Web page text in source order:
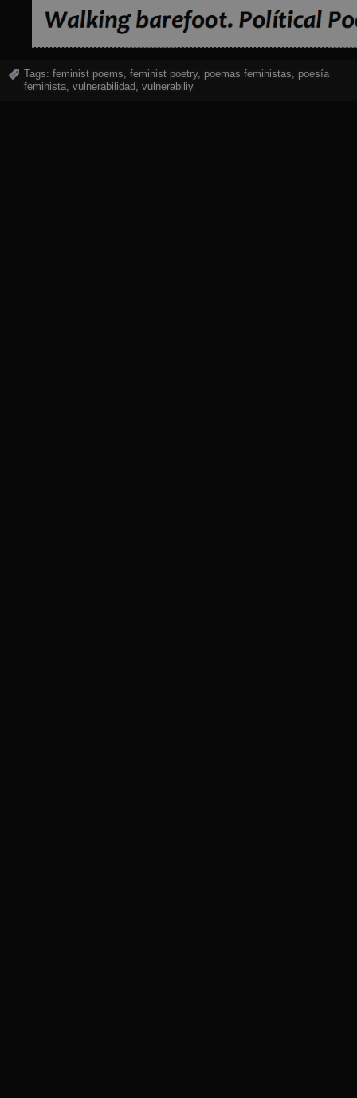
Tags: feminist poems feminist poetry, poemas feministas
poesía
feminista vulnerabilidad vulnerabiliy